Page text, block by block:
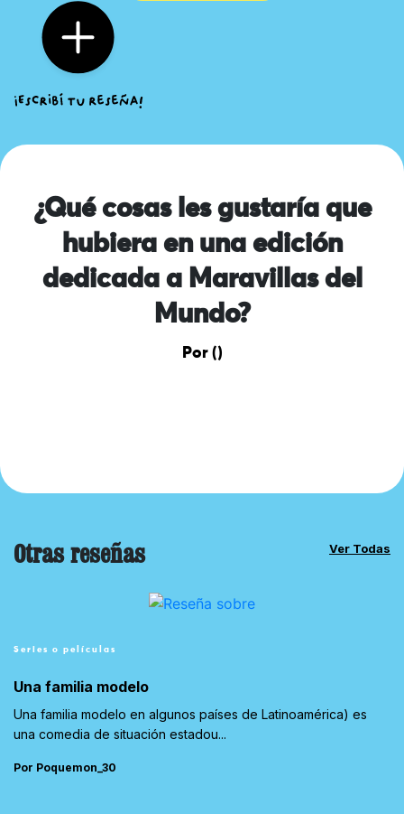
¿Qué cosas les gustaría que
hubiera en una edición
dedicada a Maravillas del
Mundo?
Por ()
Otras reseñas Ver Todas
Series o películas
Una familia modelo
Una familia modelo en algunos países de Latinoamérica) es
una comedia de situación estadou...
Por Poquemon_30